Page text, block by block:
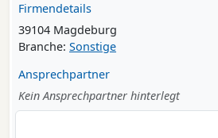
Firmendetails
39104 Magdeburg
Branche: Sonstige
Ansprechpartner
Kein Ansprechpartner hinterlegt